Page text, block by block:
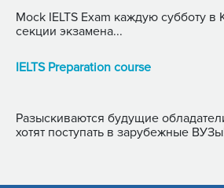
Mock IELTS Exam каждую субботу в
секции экзамена...
IELTS Preparation course
Разыскиваются будущие обладатели
хотят поступать в зарубежные